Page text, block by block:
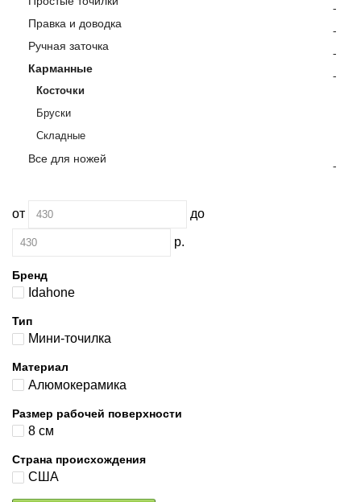
-
Правка и доводка -
Ручная заточка -
Карманные -
Косточки
Бруски
Складные
Все для ножей -
от до
р.
Бренд
Idahone
Тип
Мини-точилка
Материал
Алюмокерамика
Размер рабочей поверхности
8 см
Страна происхождения
США